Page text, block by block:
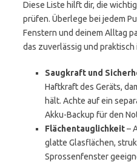
Diese Liste hilft dir, die
prüfen. Überlege bei jedem
Fenstern und deinem Alltag
das zuverlässig und praktisch
Saugkraft und
Haftkraft des Geräts,
hält. Achte auf ein
Akku-Backup für den
Flächentauglichkeit–
glatte Glasflächen,
Sprossenfenster